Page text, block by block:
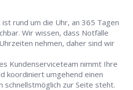
rund um die Uhr, an 365 Tagen
Wir wissen, dass Notfälle
nehmen, daher sind wir
Kundenserviceteam nimmt Ihre
koordiniert umgehend einen
schnellstmöglich zur Seite steht.